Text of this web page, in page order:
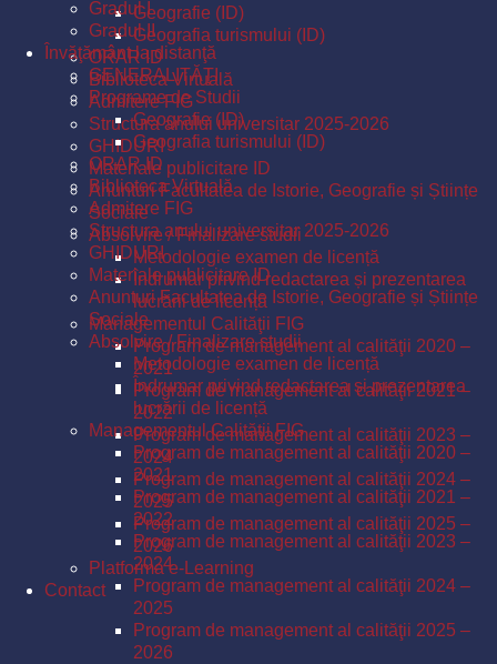
Geografie (ID)
Geografia turismului (ID)
ORAR ID
Biblioteca Virtuală
Admitere FIG
Structura anului universitar 2025-2026
GHIDURI
Materiale publicitare ID
Anunturi Facultatea de Istorie, Geografie și Științe
Sociale
Absolvire / Finalizare studii
Metodologie examen de licență
Îndrumar privind redactarea și prezentarea
lucrării de licență
Managementul Calităţii FIG
Program de management al calităţii 2020 –
2021
Program de management al calităţii 2021 –
2022
Program de management al calităţii 2023 –
2024
Program de management al calităţii 2024 –
2025
Program de management al calităţii 2025 –
2026
Platforma e-Learning
Contact
Gradul I
Gradul II
Învăţământ la distanţă
GENERALITĂŢI
Programe de Studii
Geografie (ID)
Geografia turismului (ID)
ORAR ID
Biblioteca Virtuală
Admitere FIG
Structura anului universitar 2025-2026
GHIDURI
Materiale publicitare ID
Anunturi Facultatea de Istorie, Geografie și Științe
Sociale
Absolvire / Finalizare studii
Metodologie examen de licență
Îndrumar privind redactarea și prezentarea
lucrării de licență
Managementul Calităţii FIG
Program de management al calităţii 2020 –
2021
Program de management al calităţii 2021 –
2022
Program de management al calităţii 2023 –
2024
Program de management al calităţii 2024 –
2025
Program de management al calităţii 2025 –
2026